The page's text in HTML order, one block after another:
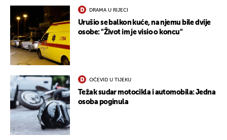
DRAMA U RIJECI
Urušio se balkon kuće, na njemu bile dvije
osobe: "Život im je visio o koncu"
OČEVID U TIJEKU
Težak sudar motocikla i automobila: Jedna
osoba poginula